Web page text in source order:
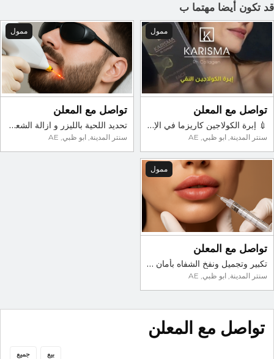
تكون أيضا مهتما ب
ممول
تواصل مع المعلن
💉 إبرة الكولاجين كاريزما في الإمارات – علاج فعّال لتجديد البشرة ومكافحة الشيخوخة
سنتر المدينة, ابو ظبي, AE
ممول
تواصل مع المعلن
تحديد اللحية بالليزر و ازالة الشعر | عيادة الريادة
سنتر المدينة, ابو ظبي, AE
ممول
تواصل مع المعلن
تكبير وتجميل ونفخ الشفاه بأمان في أبو ظبي
سنتر المدينة, ابو ظبي, AE
تواصل مع المعلن
جميع بيع